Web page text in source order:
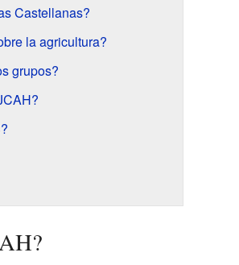
Castellanas?
la agricultura?
grupos?